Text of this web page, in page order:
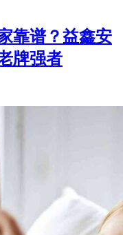
靠谱？益鑫安
牌强者